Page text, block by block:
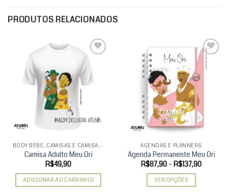
PRODUTOS RELACIONADOS
Add to
wishlist
BODY BEBÊ, CAMISAS E CAMISAS INFANTIS
Camisa Adulto Meu Ori
R$49,90
ADICIONAR AO CARRINHO
Add to
AGENDAS E PLANNERS
Agenda Permanente Meu Ori
R$87,90 – R$137,90Faixa
VER OPÇÕES